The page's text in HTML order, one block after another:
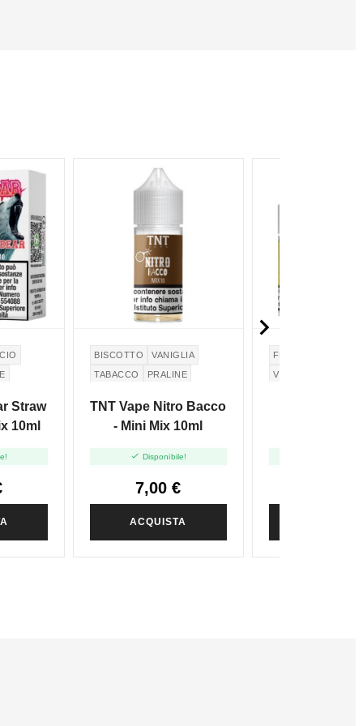
Straw
10ml
BISCOTTO
VANIGLIA
TABACCO
PRALINE
TNT Vape Nitro Bacco
- Mini Mix 10ml
 Disponibile!
7,00 €
ACQUISTA
FRUTTI ROSSI
VIRGINIA
